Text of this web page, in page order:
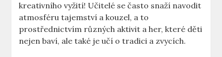
kreativního vyžití!⁢ Učitelé se často snaží navodit
atmosféru tajemství a kouzel, a to
prostřednictvím různých aktivit a her, které děti
nejen baví, ale také je učí o tradici a zvycích.